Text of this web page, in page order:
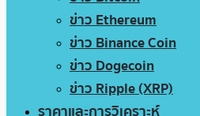
ข่าว Ethereum
ข่าว Binance Coin
ข่าว Dogecoin
ข่าว Ripple (XRP)